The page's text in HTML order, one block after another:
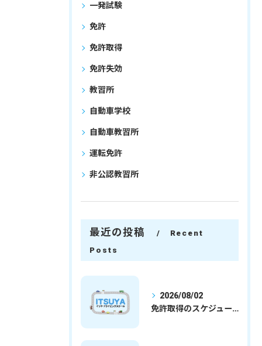
一発試験
免許
免許取得
免許失効
教習所
自動車学校
自動車教習所
運転免許
非公認教習所
最近の投稿
Recent
Posts
2026/08/02
免許取得のスケジュールを徹底解説学生社会人の通学合宿別プランで最短取得のコツ